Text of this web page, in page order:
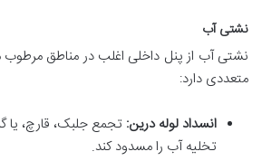
نشتی آب
نشتی آب از پنل داخلی اغلب در مناطق
متعددی دارد:
انسداد لوله درین: تجمع جلبک، قارچ، یا
تخلیه آب را مسدود کند.